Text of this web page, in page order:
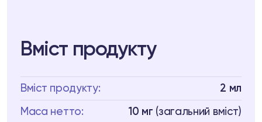
Вміст продукту
Вміст продукту: 2 мл
Маса нетто: 10 мг (загальний вміст)